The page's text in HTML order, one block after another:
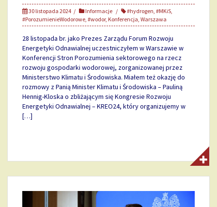
30 listopada 2024 Informacje #hydrogen #MKiS
#PorozumienieWodorowe #wodor, Konferencja Warszawa
28 listopada br. jako Prezes Zarządu Forum Rozwoju
Energetyki Odnawialnej uczestniczyłem w Warszawie w
Konferencji Stron Porozumienia sektorowego na rzecz
rozwoju gospodarki wodorowej, zorganizowanej przez
Ministerstwo Klimatu i Środowiska. Miałem też okazję do
rozmowy z Panią Minister Klimatu i Środowiska – Pauliną
Hennig-Kloska o zbliżającym się Kongresie Rozwoju
Energetyki Odnawialnej – KREO24, który organizujemy w
[…]